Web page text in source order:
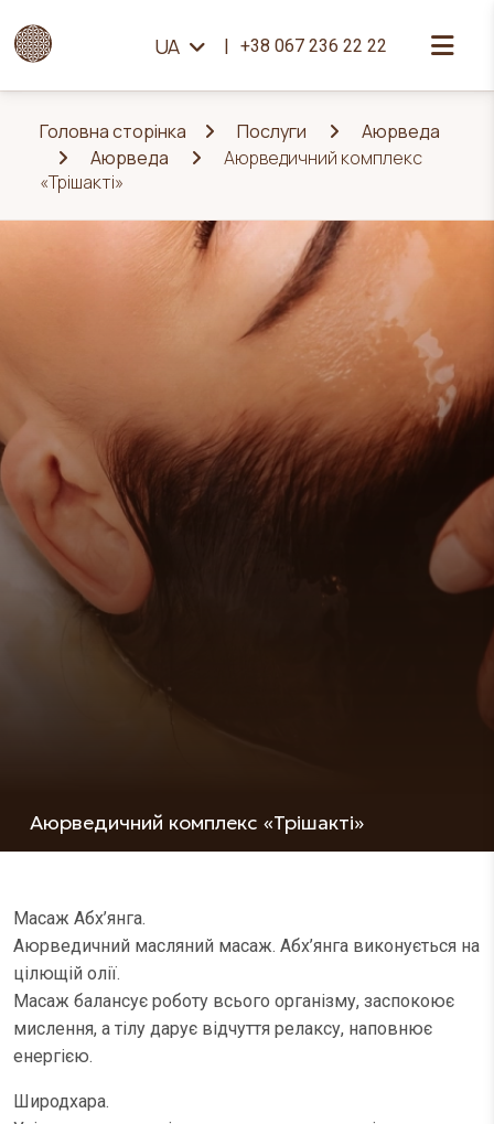
UA +38 067 236 22 22
Головна сторінка Послуги
Аюрведа
Аюрведа
Аюрведичний комплекс
«Трішакті»
Аюрведичний комплекс «Трішакті»
Масаж Абх’янга.
Аюрведичний масляний масаж. Абх’янга виконується на
цілющій олії.
Масаж балансує роботу всього організму, заспокоює
мислення, а тілу дарує відчуття релаксу, наповнює
енергією.
Широдхара.